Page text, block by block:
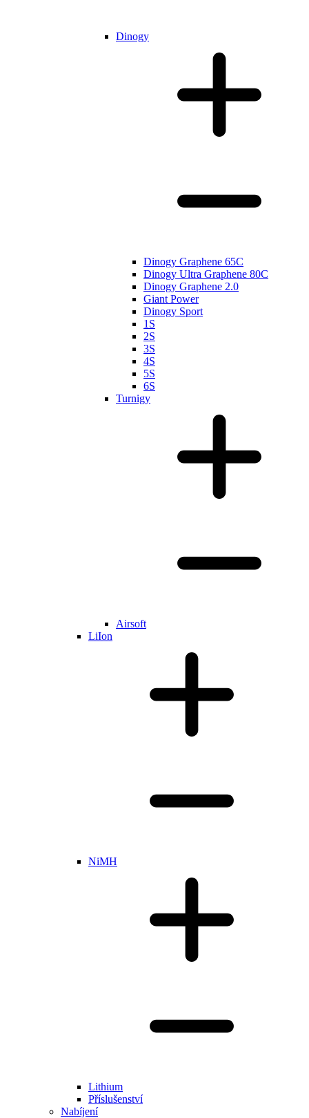
Dinogy
Dinogy Graphene 65C
Dinogy Ultra Graphene 80C
Dinogy Graphene 2.0
Giant Power
Dinogy Sport
1S
2S
3S
4S
5S
6S
Turnigy
Airsoft
LiIon
NiMH
Lithium
Příslušenství
Nabíjení